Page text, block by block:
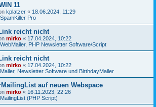
11
kplatzer « 18.06.2024, 11:29
Pro
reicht nicht
mirko « 17.04.2024, 10:22
PHP Newsletter Software/Script
reicht nicht
mirko « 17.04.2024, 10:22
Newsletter Software und BirthdayMailer
auf neuen Webspace
mirko « 16.11.2023, 22:26
(PHP Script)